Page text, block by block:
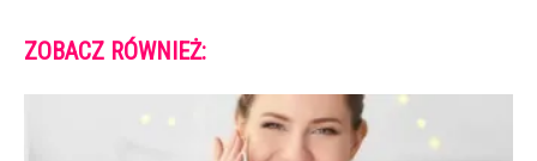
ZOBACZ RÓWNIEŻ: